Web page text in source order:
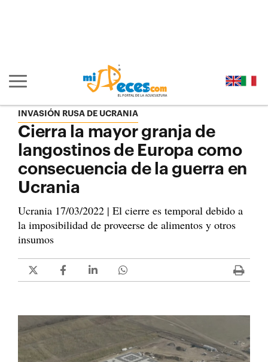
Mostrar/ocultar navegación principal
INVASIÓN RUSA DE UCRANIA
Cierra la mayor granja de
langostinos de Europa como
consecuencia de la guerra en
Ucrania
Ucrania 17/03/2022 | El cierre es temporal debido a
la imposibilidad de proveerse de alimentos y otros
insumos